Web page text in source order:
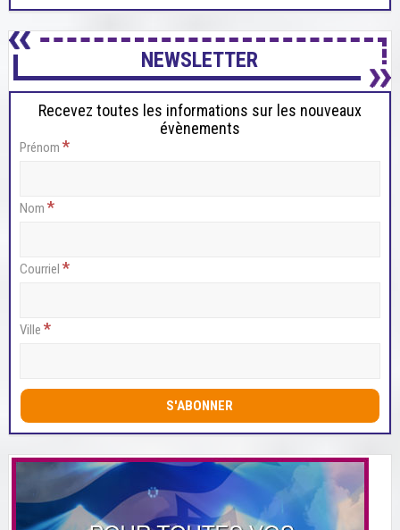
NEWSLETTER
Recevez toutes les informations sur les nouveaux
évènements
Prénom *
Nom *
Courriel *
Ville *